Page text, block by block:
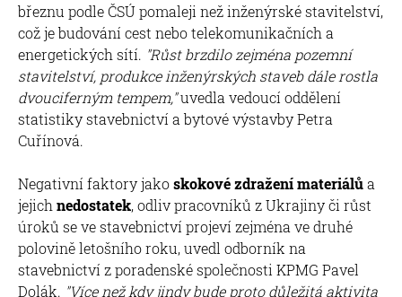
březnu podle ČSÚ pomaleji než inženýrské stavitelství,
což je budování cest nebo telekomunikačních a
energetických sítí. "Růst brzdilo zejména pozemní
stavitelství, produkce inženýrských staveb dále rostla
dvouciferným tempem,"uvedla vedoucí oddělení
statistiky stavebnictví a bytové výstavby Petra
Cuřínová.
Negativní faktory jakoskokové zdražení materiálůa
jejich nedostatek, odliv pracovníků z Ukrajiny či růst
úroků se ve stavebnictví projeví zejména ve druhé
polovině letošního roku, uvedl odborník na
stavebnictví z poradenské společnosti KPMG Pavel
Dolák. "Více než kdy jindy bude proto důležitá aktivita